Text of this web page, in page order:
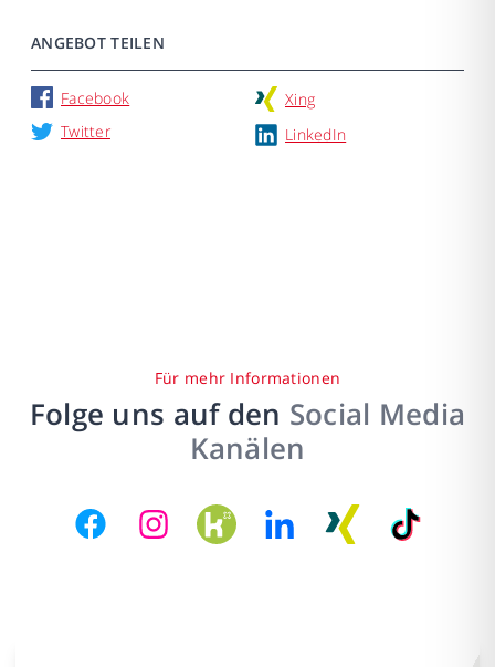
ANGEBOT TEILEN
Facebook
Twitter
Xing
LinkedIn
Für mehr Informationen
Folge uns auf den Social Media
Kanälen